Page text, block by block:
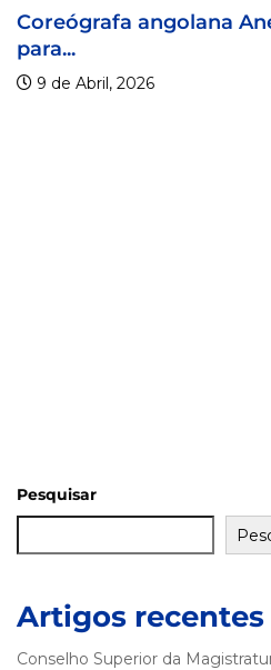
Aneth Silva em Abidjan
Pesquisar
Artigos recentes
Conselho Superior da